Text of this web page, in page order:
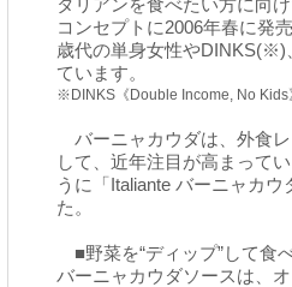
タリアンを食べたい方に向
コンセプトに2006年春に発
歳代の単身女性やDINKS(※)
ています。
※DINKS《Double Income, No Kids
バーニャカウダは、外食
して、近年注目が高まって
うに「Italiante バーニャカ
た。
■野菜を“ディップ”して食
バーニャカウダソースは、